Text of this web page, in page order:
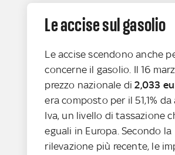
Le accise sul gasolio
Le accise scendono anche
concerne il gasolio. Il 16
prezzo nazionale di2,033
era composto per il 51,1% da
Iva, un livello di tassazione
eguali in Europa. Secondo la
rilevazione più recente, le